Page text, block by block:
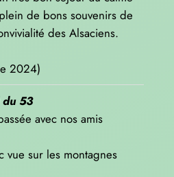
de bons souvenirs de
des Alsaciens.
2024)
53
avec nos amis
vue sur les montagnes